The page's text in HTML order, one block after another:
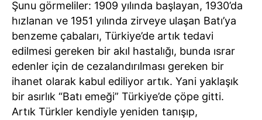
Şunu görmeliler: 1909 yılında başlayan, 1930’da
hızlanan ve 1951 yılında zirveye ulaşan Batı’ya
benzeme çabaları, Türkiye’de artık tedavi
edilmesi gereken bir akıl hastalığı, bunda ısrar
edenler için de cezalandırılması gereken bir
ihanet olarak kabul ediliyor artık. Yani yaklaşık
bir asırlık “Batı emeği” Türkiye’de çöpe gitti.
Artık Türkler kendiyle yeniden tanışıp,